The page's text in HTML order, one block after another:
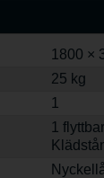
1800 ×
25 kg
1
1